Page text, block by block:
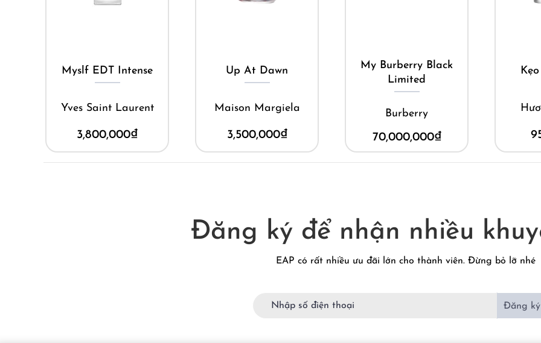
Myslf EDT Intense
Yves Saint Laurent
3,800,000₫
Up At Dawn
Maison Margiela
3,500,000₫
My Burberry Black
Limited
Burberry
70,000,000₫
Kẹo
Hương
Đăng ký để nhận nhiều
EAP có rất nhiều ưu đãi lớn cho thành viên. Đừng bỏ lỡ nhé
Đăng ký